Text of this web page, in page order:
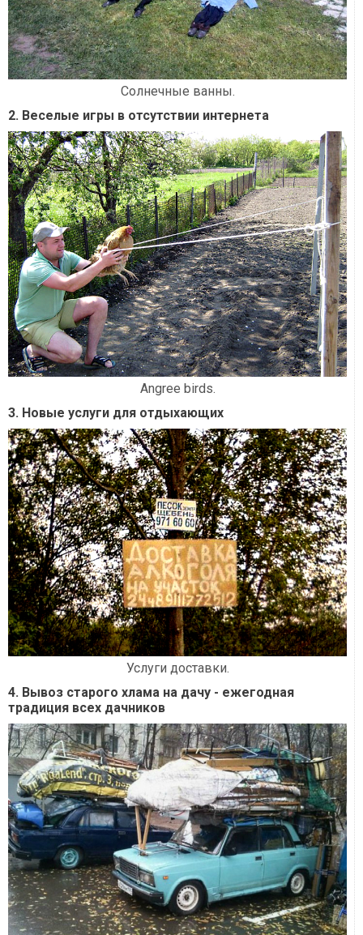
Солнечные ванны.
2. Веселые игры в отсутствии интернета
Angree birds.
3. Новые услуги для отдыхающих
Услуги доставки.
4. Вывоз старого хлама на дачу - ежегодная
традиция всех дачников